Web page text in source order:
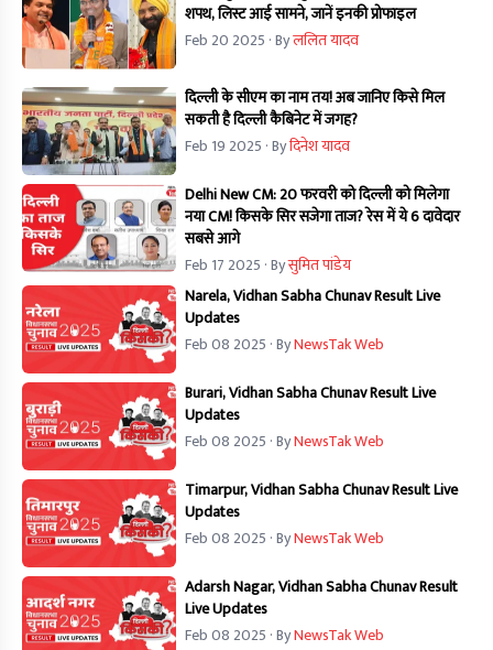
शपथ, लिस्ट आई सामने, जानें इनकी प्रोफाइल
Feb 20 2025 · Byललित यादव
दिल्ली के सीएम का नाम तय! अब जानिए किसे मिल
सकती है दिल्ली कैबिनेट में जगह?
Feb 19 2025 · Byदिनेश यादव
Delhi New CM: 20 फरवरी को दिल्ली को मिलेगा
नया CM! किसके सिर सजेगा ताज? रेस में ये 6 दावेदार
सबसे आगे
Feb 17 2025 · Byसुमित पांडेय
Narela, Vidhan Sabha Chunav Result Live
Updates
Feb 08 2025 · ByNewsTak Web
Burari, Vidhan Sabha Chunav Result Live
Updates
Feb 08 2025 · ByNewsTak Web
Timarpur, Vidhan Sabha Chunav Result Live
Updates
Feb 08 2025 · ByNewsTak Web
Adarsh Nagar, Vidhan Sabha Chunav Result
Live Updates
Feb 08 2025 · ByNewsTak Web